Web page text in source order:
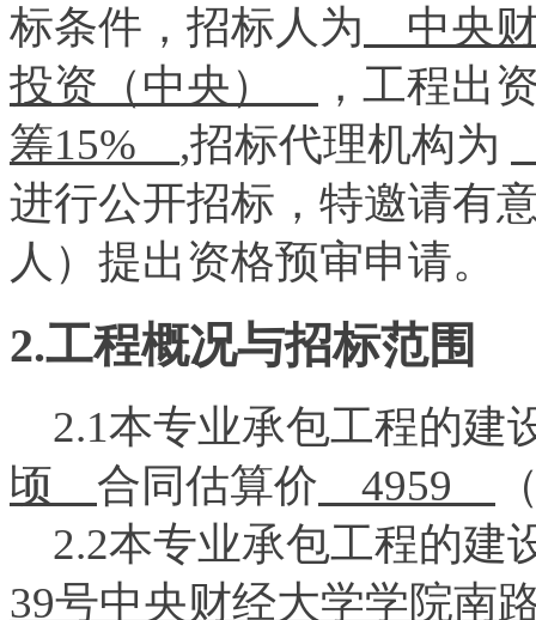
标条件，招标人为 中央
投资（中央）
，工程出
筹15% ,招标代理机构为
进行公开招标，特邀请有
人）提出资格预审申请。
2.工程概况与招标范围
2.1本专业承包工程的建
顷 合同估算价 4959
2.2本专业承包工程的建
39号中央财经大学学院